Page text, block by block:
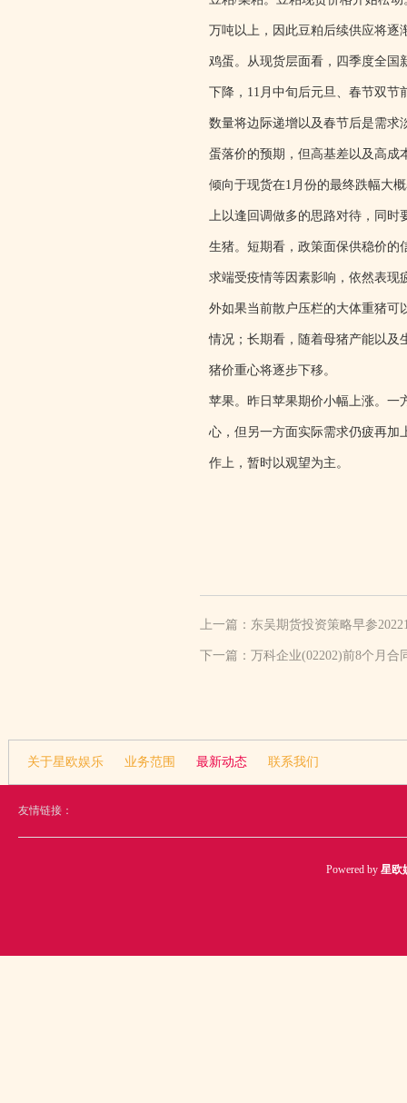
万吨以上，因此豆粕后续供应将逐
鸡蛋。从现货层面看，四季度全国
下降，11月中旬后元旦、春节双
数量将边际递增以及春节后是需求
蛋落价的预期，但高基差以及高成
倾向于现货在1月份的最终跌幅大
上以逢回调做多的思路对待，同
生猪。短期看，政策面保供稳价的
求端受疫情等因素影响，依然表现
外如果当前散户压栏的大体重猪可
情况；长期看，随着母猪产能以及
猪价重心将逐步下移。
苹果。昨日苹果期价小幅上涨。一
心，但另一方面实际需求仍疲再加
作上，暂时以观望为主。
上一篇： 东吴期货投资策略早参
下一篇： 万科企业(02202)前8个月合
关于星欧娱乐 业务范围 最新动态 联系我们
友情链接：
Powered by 星欧